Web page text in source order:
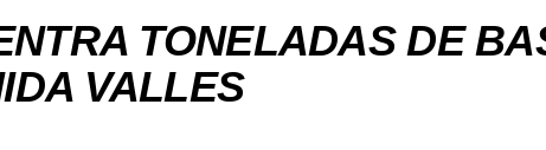
TONELADAS DE
VALLES